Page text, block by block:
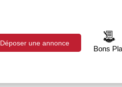
Déposer une annonce
Bons